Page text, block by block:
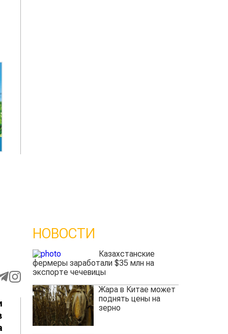
НОВОСТИ
Казахстанские
фермеры заработали $35 млн на
экспорте чечевицы
Жара в Китае может
поднять цены на
зерно